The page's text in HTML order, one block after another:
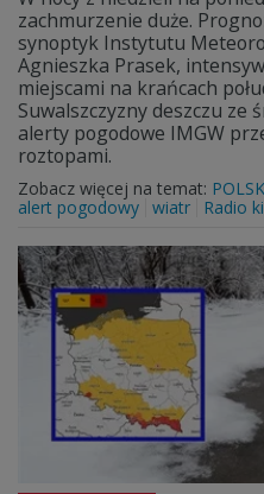
zachmurzenie duże.
synoptyk Instytutu
Agnieszka Prasek,
miejscami na krańcach
Suwalszczyzny deszczu ze
alerty pogodowe IMGW
roztopami.
Zobacz więcej na temat:
alert pogodowy wiatr Radio